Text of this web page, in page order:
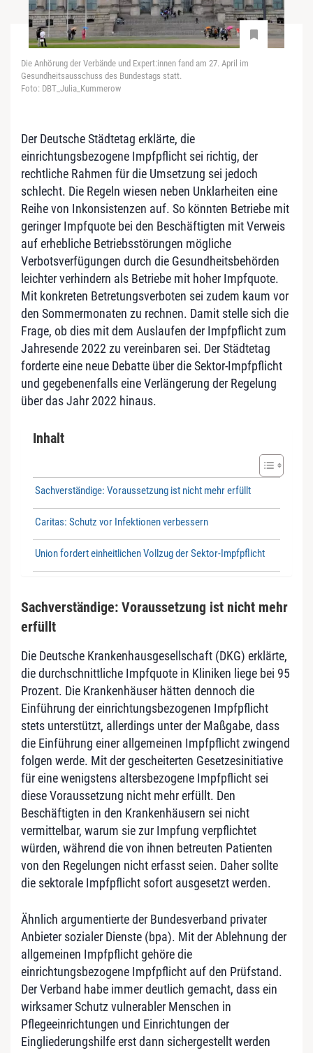
Die Anhörung der Verbände und Expert:innen fand am 27. April im
Gesundheitsausschuss des Bundestags statt.
Foto: DBT_Julia_Kummerow
Der Deutsche Städtetag erklärte, die
einrichtungsbezogene Impfpflicht sei richtig, der
rechtliche Rahmen für die Umsetzung sei jedoch
schlecht. Die Regeln wiesen neben Unklarheiten eine
Reihe von Inkonsistenzen auf. So könnten Betriebe mit
geringer Impfquote bei den Beschäftigten mit Verweis
auf erhebliche Betriebsstörungen mögliche
Verbotsverfügungen durch die Gesundheitsbehörden
leichter verhindern als Betriebe mit hoher Impfquote.
Mit konkreten Betretungsverboten sei zudem kaum vor
den Sommermonaten zu rechnen. Damit stelle sich die
Frage, ob dies mit dem Auslaufen der Impfpflicht zum
Jahresende 2022 zu vereinbaren sei. Der Städtetag
forderte eine neue Debatte über die Sektor-Impfpflicht
und gegebenenfalls eine Verlängerung der Regelung
über das Jahr 2022 hinaus.
Inhalt
Sachverständige: Voraussetzung ist nicht mehr erfüllt
Caritas: Schutz vor Infektionen verbessern
Union fordert einheitlichen Vollzug der Sektor-Impfpflicht
Sachverständige: Voraussetzung ist nicht mehr
erfüllt
Die Deutsche Krankenhausgesellschaft (DKG) erklärte,
die durchschnittliche Impfquote in Kliniken liege bei 95
Prozent. Die Krankenhäuser hätten dennoch die
Einführung der einrichtungsbezogenen Impfpflicht
stets unterstützt, allerdings unter der Maßgabe, dass
die Einführung einer allgemeinen Impfpflicht zwingend
folgen werde. Mit der gescheiterten Gesetzesinitiative
für eine wenigstens altersbezogene Impfpflicht sei
diese Voraussetzung nicht mehr erfüllt. Den
Beschäftigten in den Krankenhäusern sei nicht
vermittelbar, warum sie zur Impfung verpflichtet
würden, während die von ihnen betreuten Patienten
von den Regelungen nicht erfasst seien. Daher sollte
die sektorale Impfpflicht sofort ausgesetzt werden.
Ähnlich argumentierte der Bundesverband privater
Anbieter sozialer Dienste (bpa). Mit der Ablehnung der
allgemeinen Impfpflicht gehöre die
einrichtungsbezogene Impfpflicht auf den Prüfstand.
Der Verband habe immer deutlich gemacht, dass ein
wirksamer Schutz vulnerabler Menschen in
Pflegeeinrichtungen und Einrichtungen der
Eingliederungshilfe erst dann sichergestellt werden